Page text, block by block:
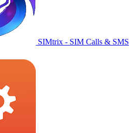
SIMtrix - SIM Calls & SMS